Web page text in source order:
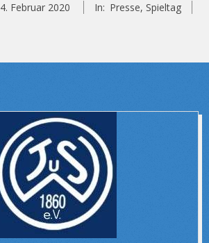
4. Februar 2020 In: Presse, Spieltag